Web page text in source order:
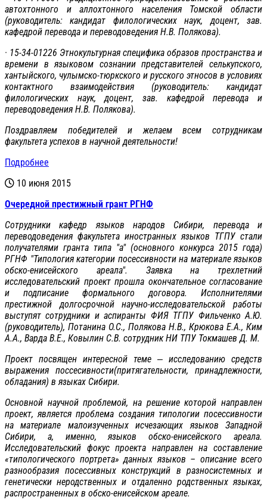
автохтонного и аллохтонного населения Томской области
(руководитель: кандидат филологических наук, доцент, зав.
кафедрой перевода и переводоведения Н.В. Полякова).
· 15-34-01226 Этнокультурная специфика образов пространства и
времени в языковом сознании представителей селькупского,
хантыйского, чулымско-тюркского и русского этносов в условиях
контактного взаимодействия (руководитель: кандидат
филологических наук, доцент, зав. кафедрой перевода и
переводоведения Н.В. Полякова).
Поздравляем победителей и желаем всем сотрудникам
факультета успехов в научной деятельности!
Подробнее
10 июня 2015
Очередной престижный грант РГНФ
Сотрудники кафедр языков народов Сибири, перевода и
переводоведения факультета иностранных языков ТГПУ стали
получателями гранта типа "а" (основного конкурса 2015 года)
РГНФ "Типология категории посессивности на материале языков
обско-енисейского ареала". Заявка на трехлетний
исследовательский проект прошла окончательное согласование
и подписание формального договора. Исполнителями
престижной долгосрочной научно-исследовательской работы
выступят сотрудники и аспиранты ФИЯ ТГПУ Фильченко А.Ю.
(руководитель), Потанина О.С., Полякова Н.В., Крюкова Е.А., Ким
А.А., Варда В.Е., Ковылин С.В. сотрудник НИ ТПУ Токмашев Д. М.
Проект посвящен интересной теме ‒ исследованию средств
выражения поссесивности(притягательности, принадлежности,
обладания) в языках Сибири.
Основной научной проблемой, на решение которой направлен
проект, является проблема создания типологии посессивности
на материале малоизученных исчезающих языков Западной
Сибири, а, именно, языков обско-енисейского ареала.
Исследовательский фокус проекта направлен на составление
«типологического портрета» данных языков – описание всего
разнообразия посессивных конструкций в разносистемных и
генетически неродственных и отдаленно родственных языках,
распространенных в обско-енисейском ареале.